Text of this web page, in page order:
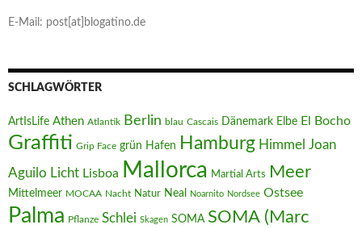
E-Mail: post[at]blogatino.de
SCHLAGWÖRTER
ArtIsLife Athen Atlantik Berlin blau Cascais Dänemark Elbe El Bocho
Graffiti Grip Face grün Hafen Hamburg Himmel Joan
Aguilo Licht Lisboa Mallorca Martial Arts Meer
Mittelmeer MOCAA Nacht Natur Neal Noarnito Nordsee Ostsee
Palma Pflanze Schlei Skagen SOMA SOMA (Marc